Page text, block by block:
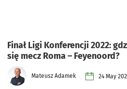
Finał Ligi Konferencji 2022:
się mecz Roma – Feyenoord?
Mateusz Adamek 24 May